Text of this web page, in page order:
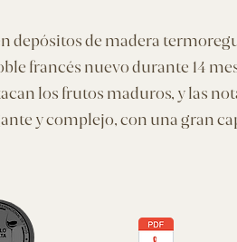
depósitos de madera
francés nuevo durante 14
los frutos maduros, y las
y complejo, con una gran